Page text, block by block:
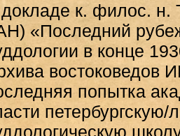
к. филос.
«Последний
в конце
востоковедов
попытка
петербургскую/